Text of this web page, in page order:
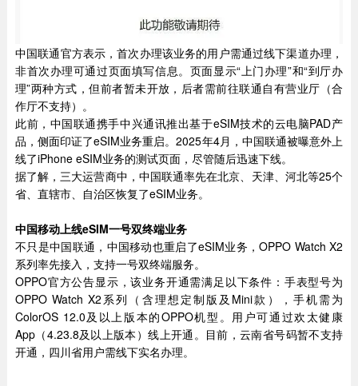
中国联通官方表示，首次办理该业务的用户需通过线下渠道办理，
非首次办理可通过页面填写信息。页面显示“上门办理”和“到厅办
理”两种方式，但前者暂未开放，后者需前往联通自有营业厅（合
作厅不支持）。
此前，中国联通携手中兴通讯推出基于eSIM技术的云电脑PAD产
品，侧面印证了eSIM业务重启。2025年4月，中国联通被曝意外上
线了iPhone eSIM业务的测试页面，尽管随后迅速下线。
据了解，三大运营商中，中国联通率先在北京、天津、河北等25个
省、直辖市、自治区恢复了eSIM业务。
中国移动上线eSIM一号双终端业务
不只是中国联通，中国移动也重启了eSIM业务，OPPO Watch X2
系列率先接入，支持一号双终端服务。
OPPO官方公告显示，该业务开通需满足以下条件：手表型号为
OPPO Watch X2系列（含理想定制版及Mini款），手机需为
ColorOS 12.0及以上版本的OPPO机型。用户可通过欢太健康
App（4.23.8及以上版本）线上开通。目前，云南省号码暂不支持
开通，四川省用户需线下实名办理。